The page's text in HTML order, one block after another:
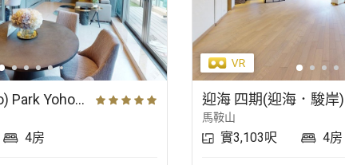
峻巒 (Park Yoho) Park Yoho Genova 2A期 29座 高層 A室
4房
馬鞍山
實3,103呎 4房